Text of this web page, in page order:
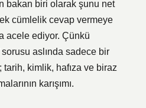
bakan biri olarak şunu net
cümlelik cevap vermeye
acele ediyor. Çünkü
aslında sadece bir
kimlik, hafıza ve biraz
karışımı.